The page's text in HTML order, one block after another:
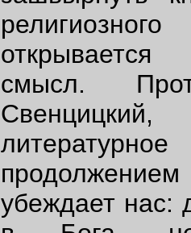
смысл.
убеждает нас: